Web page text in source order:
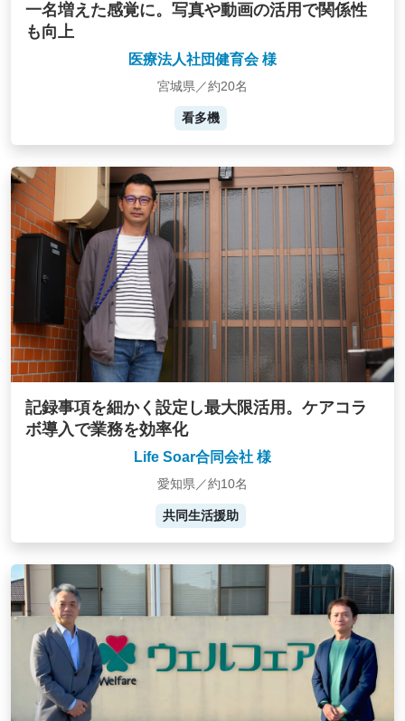
一名増えた感覚に。写真や動画の活用で関係性
も向上
医療法人社団健育会 様
宮城県／約20名
看多機
記録事項を細かく設定し最大限活用。ケアコラ
ボ導入で業務を効率化
Life Soar合同会社 様
愛知県／約10名
共同生活援助